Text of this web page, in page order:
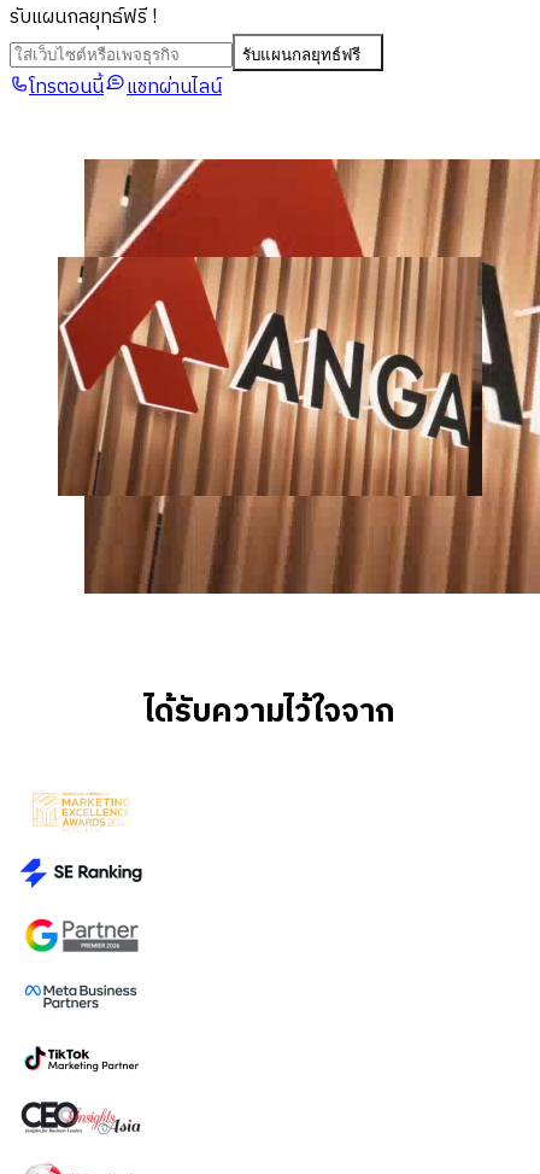
รับแผนกลยุทธ์ฟรี!
รับแผนกลยุทธ์ฟรี
โทรตอนนี้ แชทผ่านไลน์
ได้รับความไว้ใจจาก